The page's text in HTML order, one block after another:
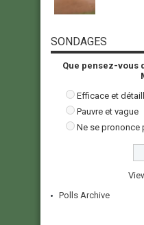
SONDAGES
Que pensez-vous
Efficace et
Pauvre et vague
Ne se prononce
Polls Archive